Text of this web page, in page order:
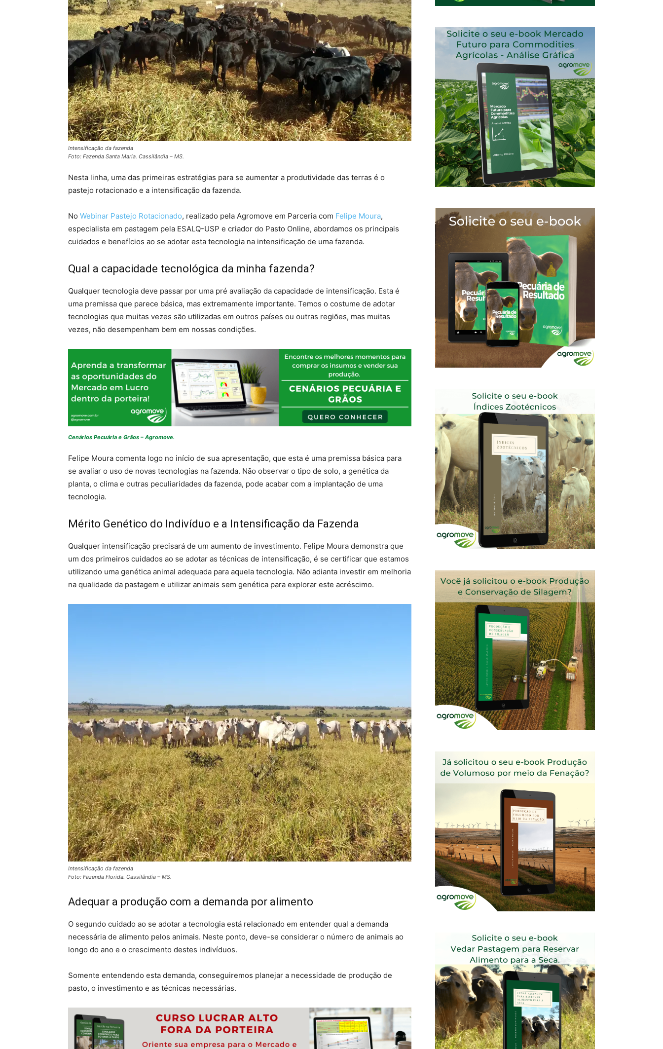
Intensificação da fazenda
Foto: Fazenda Santa Maria. Cassilândia – MS.
Nesta linha, uma das primeiras estratégias para se aumentar a produtividade das terras é o
pastejo rotacionado e a intensificação da fazenda.
No Webinar Pastejo Rotacionado, realizado pela Agromove em Parceria com Felipe Moura,
especialista em pastagem pela ESALQ-USP e criador do Pasto Online, abordamos os principais
cuidados e benefícios ao se adotar esta tecnologia na intensificação de uma fazenda.
Qual a capacidade tecnológica da minha fazenda?
Qualquer tecnologia deve passar por uma pré avaliação da capacidade de intensificação. Esta é
uma premissa que parece básica, mas extremamente importante. Temos o costume de adotar
tecnologias que muitas vezes são utilizadas em outros países ou outras regiões, mas muitas
vezes, não desempenham bem em nossas condições.
Cenários Pecuária e Grãos – Agromove.
Felipe Moura comenta logo no início de sua apresentação, que esta é uma premissa básica para
se avaliar o uso de novas tecnologias na fazenda. Não observar o tipo de solo, a genética da
planta, o clima e outras peculiaridades da fazenda, pode acabar com a implantação de uma
tecnologia.
Mérito Genético do Indivíduo e a Intensificação da Fazenda
Qualquer intensificação precisará de um aumento de investimento. Felipe Moura demonstra que
um dos primeiros cuidados ao se adotar as técnicas de intensificação, é se certificar que estamos
utilizando uma genética animal adequada para aquela tecnologia. Não adianta investir em melhoria
na qualidade da pastagem e utilizar animais sem genética para explorar este acréscimo.
Intensificação da fazenda
Foto: Fazenda Florida. Cassilândia – MS.
Adequar a produção com a demanda por alimento
O segundo cuidado ao se adotar a tecnologia está relacionado em entender qual a demanda
necessária de alimento pelos animais. Neste ponto, deve-se considerar o número de animais ao
longo do ano e o crescimento destes indivíduos.
Somente entendendo esta demanda, conseguiremos planejar a necessidade de produção de
pasto, o investimento e as técnicas necessárias.